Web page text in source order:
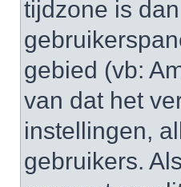
tijdzone is
gebied (vb:
van dat het
instellingen,
gebruikers.